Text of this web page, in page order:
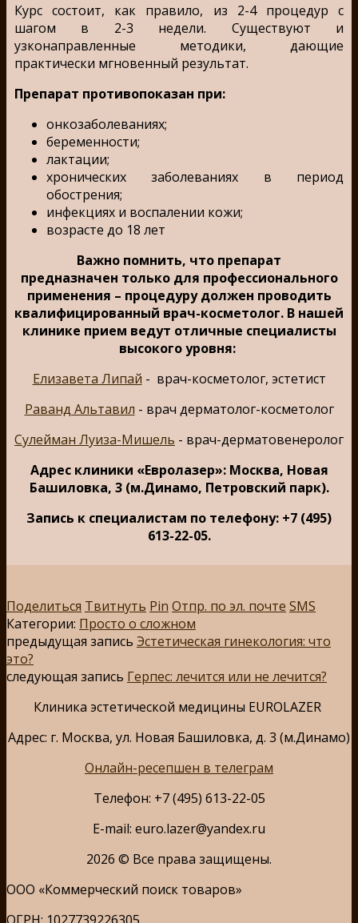
Курс состоит, как правило, из 2-4 процедур с
шагом в 2-3 недели. Существуют и
узконаправленные методики, дающие
практически мгновенный результат.
Препарат противопоказан при:
онкозаболеваниях;
беременности;
лактации;
хронических заболеваниях в период
обострения;
инфекциях и воспалении кожи;
возрасте до 18 лет
Важно помнить, что препарат
предназначен только для профессионального
применения – процедуру должен проводить
квалифицированный врач-косметолог. В нашей
клинике прием ведут отличные специалисты
высокого уровня:
Елизавета Липай - врач-косметолог, эстетист
Раванд Альтавил - врач дерматолог-косметолог
Сулейман Луиза-Мишель - врач-дерматовенеролог
Адрес клиники «Евролазер»: Москва, Новая
Башиловка, 3 (м.Динамо, Петровский парк).
Запись к специалистам по телефону: +7 (495)
613-22-05.
Поделиться Твитнуть Pin Отпр. по эл. почте SMS
Категории: Просто о сложном
предыдущая запись Эстетическая гинекология: что
это?
следующая запись Герпес: лечится или не лечится?
Клиника эстетической медицины EUROLAZER
Адрес: г. Москва, ул. Новая Башиловка, д. 3 (м.Динамо)
Онлайн-ресепшен в телеграм
Телефон: +7 (495) 613-22-05
E-mail: euro.lazer@yandex.ru
2026 © Все права защищены.
ООО «Коммерческий поиск товаров»